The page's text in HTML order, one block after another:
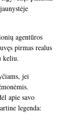
agentūros
pirmas realus
keliu.
jei
apie savo
legenda: